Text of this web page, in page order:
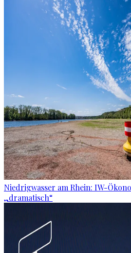
Niedrigwasser am Rhein: IW-
„dramatisch“